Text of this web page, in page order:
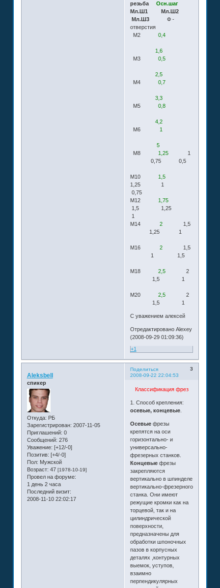
резьба
Осн.шаг
Мл.Ш1 Мл.Ш2
Мл.Ш3Ф -
отверстия
М2
0,4
1,6
М3
0,5
2,5
М4
0,7
3,3
М5
0,8
4,2
М6
1
5
М8
1,251
0,75 0,5
М10
1,5
1,25 1
0,75
М12
1,75
1,5 1,25
1
М14
2
1,5
1,25 1
М16 2
1,5
1 1,5
М18 2,5
2
1,5 1
М20 2,5
2
1,5 1
С уважением алексей
Отредактировано Alexey
(2008-09-29 01:09:36)
+1
Поделиться
3
2008-09-22 22:04:53
Aleksbell
спикер
Откуда: РБ
Зарегистрирован: 2007-11-05
Приглашений: 0
Сообщений: 276
Уважение: [+12/-0]
Позитив: [+4/-0]
Пол: Мужской
Возраст: 47 [1978-10-19]
Провел на форуме:
1 день 2 часа
Последний визит:
2008-11-10 22:02:17
Классификация фрез
1. Способ крепления:
осевые, концевые.
Осевыефрезы
крепятся на оси
горизонтально- и
универсально-
фрезерных станков.
Концевыефрезы
закрепляются
вертикально в шпинделе
вертикально-фрезерного
станка. Они имеют
режущие кромки как на
торцевой, так и на
цилиндрической
поверхности,
предназначены для
обработки шпоночных
пазов в корпусных
деталях ,контурных
выемок, уступов,
взаимно
перпендикулярных